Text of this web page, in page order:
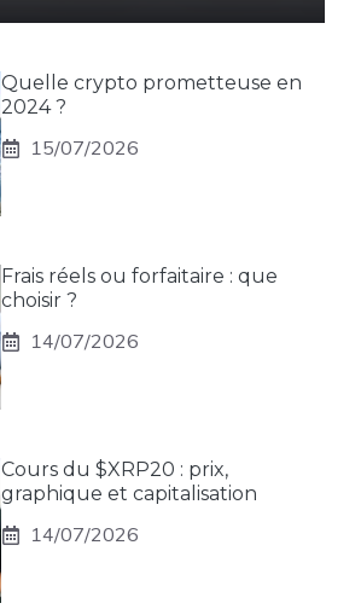
Quelle crypto prometteuse en
2024 ?
15/07/2026
Frais réels ou forfaitaire : que
choisir ?
14/07/2026
Cours du $XRP20 : prix,
graphique et capitalisation
14/07/2026